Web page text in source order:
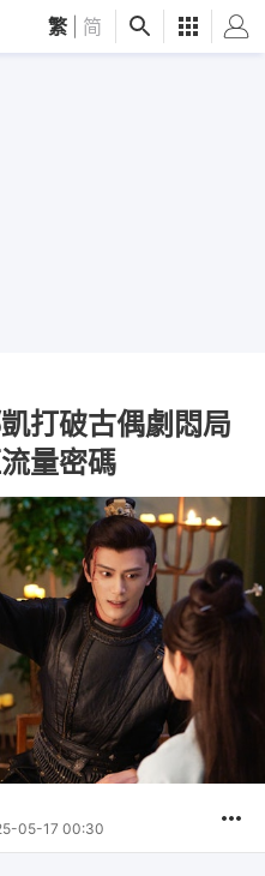
繁 简
打破古偶劇悶局
量密碼
05-17 00:30